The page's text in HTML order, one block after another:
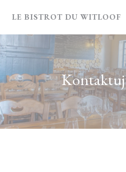
LE BISTROT DU WITLOOF